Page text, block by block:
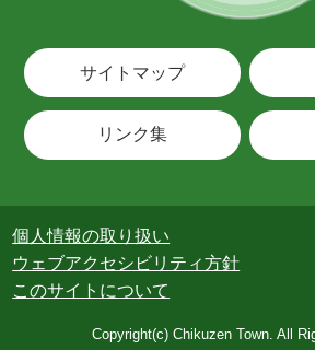
サイトマップ
リンク集
個人情報の取り扱い
ウェブアクセシビリティ方針
このサイトについて
Copyright(c) Chikuzen Town. All